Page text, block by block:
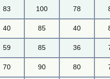
83 100 78
40 85 40
59 85 36
70 90 80